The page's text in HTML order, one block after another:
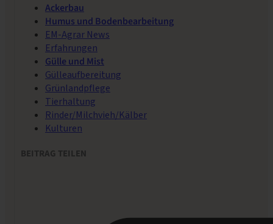
Ackerbau
Humus und Bodenbearbeitung
EM-Agrar News
Erfahrungen
Gülle und Mist
Gülleaufbereitung
Grünlandpflege
Tierhaltung
Rinder/Milchvieh/Kälber
Kulturen
BEITRAG TEILEN